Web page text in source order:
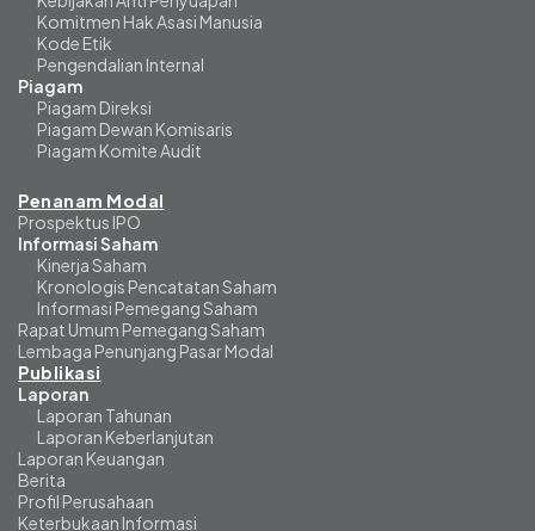
Komitmen Hak Asasi Manusia
Kode Etik
Pengendalian Internal
Piagam
Piagam Direksi
Piagam Dewan Komisaris
Piagam Komite Audit
Penanam Modal
Prospektus IPO
Informasi Saham
Kinerja Saham
Kronologis Pencatatan Saham
Informasi Pemegang Saham
Rapat Umum Pemegang Saham
Lembaga Penunjang Pasar Modal
Publikasi
Laporan
Laporan Tahunan
Laporan Keberlanjutan
Laporan Keuangan
Berita
Profil Perusahaan
Keterbukaan Informasi